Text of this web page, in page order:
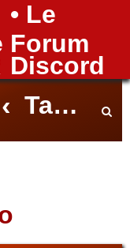
• Le
Forum
Discord
Tables de Ludo